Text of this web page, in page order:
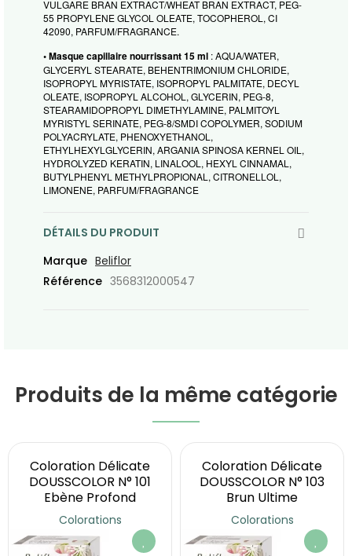
VULGARE BRAN EXTRACT/WHEAT BRAN EXTRACT, PEG-
55 PROPYLENE GLYCOL OLEATE, TOCOPHEROL, CI
42090, PARFUM/FRAGRANCE.
• Masque capillaire nourrissant 15 ml : AQUA/WATER,
GLYCERYL STEARATE, BEHENTRIMONIUM CHLORIDE,
ISOPROPYL MYRISTATE, ISOPROPYL PALMITATE, DECYL
OLEATE, ISOPROPYL ALCOHOL, GLYCERIN, PEG-8,
STEARAMIDOPROPYL DIMETHYLAMINE, PALMITOYL
MYRISTYL SERINATE, PEG-8/SMDI COPOLYMER, SODIUM
POLYACRYLATE, PHENOXYETHANOL,
ETHYLHEXYLGLYCERIN, ARGANIA SPINOSA KERNEL OIL,
HYDROLYZED KERATIN, LINALOOL, HEXYL CINNAMAL,
BUTYLPHENYL METHYLPROPIONAL, CITRONELLOL,
LIMONENE, PARFUM/FRAGRANCE
DÉTAILS DU PRODUIT
Marque Beliflor
Référence 3568312000547
Produits de la même catégorie
Coloration Délicate
DOUSSCOLOR N° 101
Ebène Profond
Colorations
Coloration Délicate
DOUSSCOLOR N° 103
Brun Ultime
Colorations